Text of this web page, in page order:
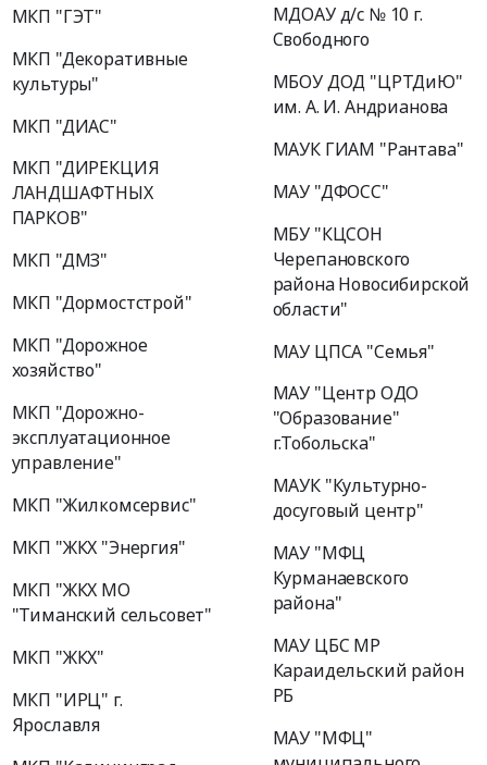
МКП "ГЭТ"
МКП "Декоративные
культуры"
МКП "ДИАС"
МКП "ДИРЕКЦИЯ
ЛАНДШАФТНЫХ
ПАРКОВ"
МКП "ДМЗ"
МКП "Дормостстрой"
МКП "Дорожное
хозяйство"
МКП "Дорожно-
эксплуатационное
управление"
МКП "Жилкомсервис"
МКП "ЖКХ "Энергия"
МКП "ЖКХ МО
"Тиманский сельсовет"
МКП "ЖКХ"
МКП "ИРЦ" г.
Ярославля
МДОАУ д/с № 10 г.
Свободного
МБОУ ДОД "ЦРТДиЮ"
им. А. И. Андрианова
МАУК ГИАМ "Рантава"
МАУ "ДФОСС"
МБУ "КЦСОН
Черепановского
района Новосибирской
области"
МАУ ЦПСА "Семья"
МАУ "Центр ОДО
"Образование"
г.Тобольска"
МАУК "Культурно-
досуговый центр"
МАУ "МФЦ
Курманаевского
района"
МАУ ЦБС МР
Караидельский район
РБ
МАУ "МФЦ"